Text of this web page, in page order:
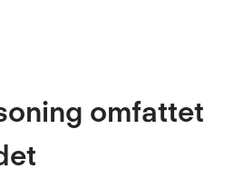
omfattet